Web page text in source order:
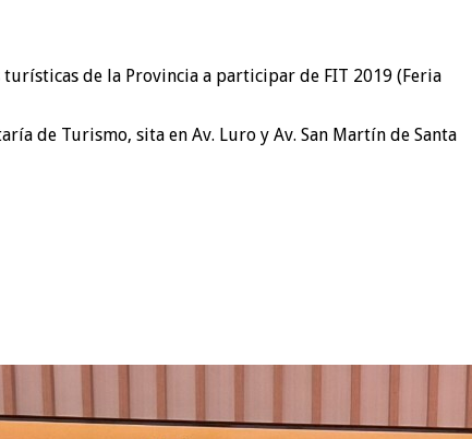
de la Provincia a participar de FIT 2019 (Feria
de Turismo, sita en Av. Luro y Av. San Martín de Santa